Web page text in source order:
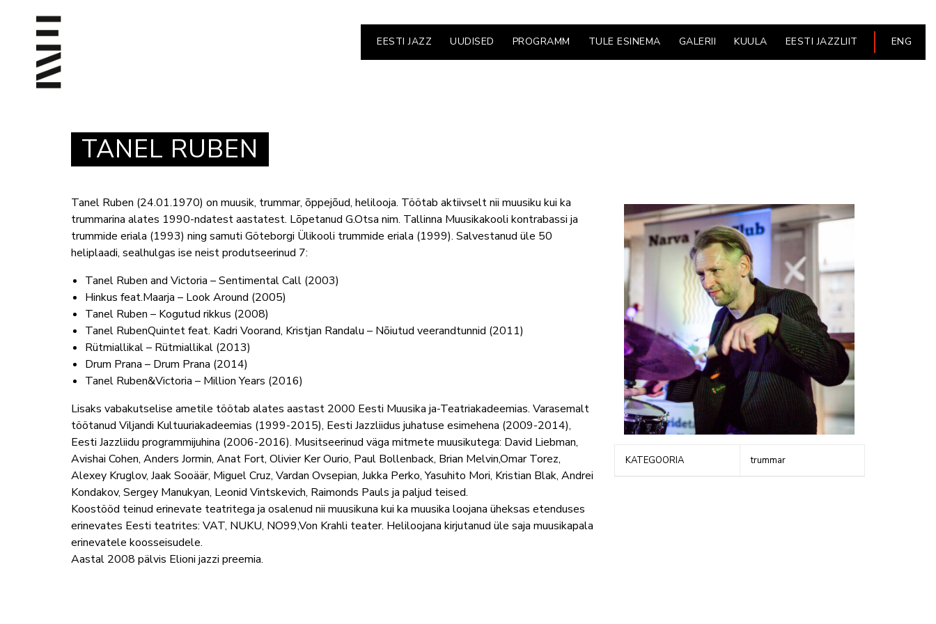
EESTI JAZZ UUDISED PROGRAMM TULE ESINEMA GALERII KUULA EESTI JAZZLIIT ENG
TANEL RUBEN
KATEGOORIA trummar
Tanel Ruben (24.01.1970) on muusik, trummar, õppejõud, helilooja. Töötab aktiivselt nii muusiku kui ka
trummarina alates 1990-ndatest aastatest. Lõpetanud G.Otsa nim. Tallinna Muusikakooli kontrabassi ja
trummide eriala (1993) ning samuti Göteborgi Ülikooli trummide eriala (1999). Salvestanud üle 50
heliplaadi, sealhulgas ise neist produtseerinud 7:
Tanel Ruben and Victoria – Sentimental Call (2003)
Hinkus feat.Maarja – Look Around (2005)
Tanel Ruben – Kogutud rikkus (2008)
Tanel RubenQuintet feat. Kadri Voorand, Kristjan Randalu – Nõiutud veerandtunnid (2011)
Rütmiallikal – Rütmiallikal (2013)
Drum Prana – Drum Prana (2014)
Tanel Ruben&Victoria – Million Years (2016)
Lisaks vabakutselise ametile töötab alates aastast 2000 Eesti Muusika ja-Teatriakadeemias. Varasemalt
töötanud Viljandi Kultuuriakadeemias (1999-2015), Eesti Jazzliidus juhatuse esimehena (2009-2014),
Eesti Jazzliidu programmijuhina (2006-2016). Musitseerinud väga mitmete muusikutega: David Liebman,
Avishai Cohen, Anders Jormin, Anat Fort, Olivier Ker Ourio, Paul Bollenback, Brian Melvin,Omar Torez,
Alexey Kruglov, Jaak Sooäär, Miguel Cruz, Vardan Ovsepian, Jukka Perko, Yasuhito Mori, Kristian Blak, Andrei
Kondakov, Sergey Manukyan, Leonid Vintskevich, Raimonds Pauls ja paljud teised.
Koostööd teinud erinevate teatritega ja osalenud nii muusikuna kui ka muusika loojana üheksas etenduses
erinevates Eesti teatrites: VAT, NUKU, NO99,Von Krahli teater. Heliloojana kirjutanud üle saja muusikapala
erinevatele koosseisudele.
Aastal 2008 pälvis Elioni jazzi preemia.